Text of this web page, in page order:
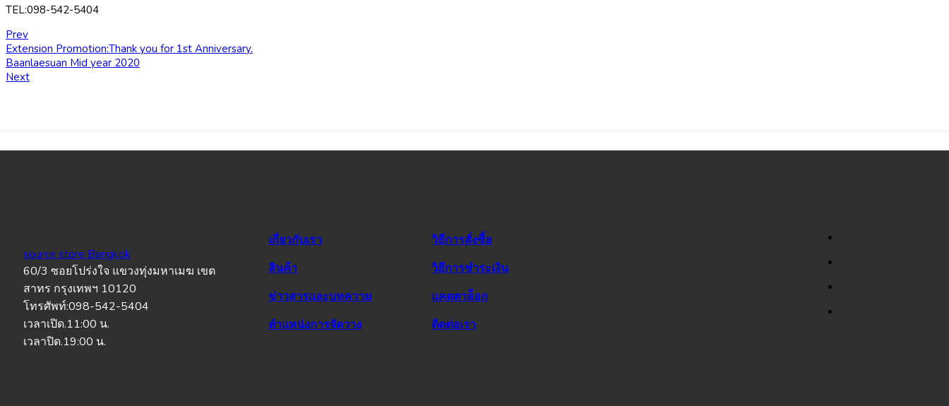
TEL:098-542-5404
Prev
Extension Promotion:Thank you for 1st Anniversary.
Baanlaesuan Mid year 2020
Next
source store Bangkok
60/3 ซอยโปร่งใจ แขวงทุ่งมหาเมฆ เขต
สาทร กรุงเทพฯ 10120
โทรศัพท์:098-542-5404
เวลาเปิด.11:00 น.
เวลาปิด.19:00 น.
เกี่ยวกับเรา
สินค้า
ข่าวสารและบทความ
ตำแหน่งการจัดวาง
วิธีการสั่งซื้อ
วิธีการชำระเงิน
แคตตาล็อก
ติดต่อเรา